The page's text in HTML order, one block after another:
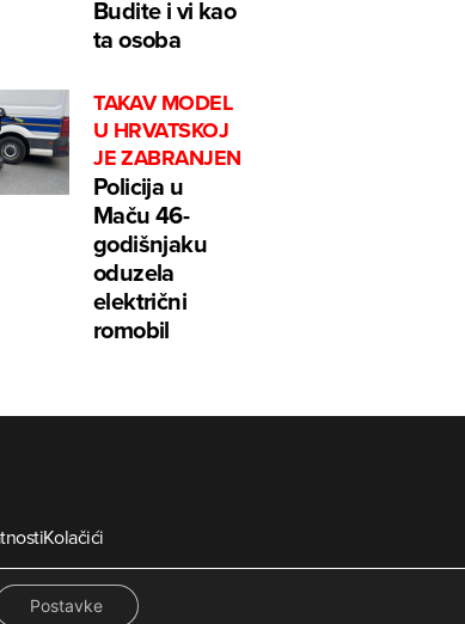
Budite i vi kao
ta osoba
TAKAV MODEL
U HRVATSKOJ
JE ZABRANJEN
Policija u
Maču 46-
godišnjaku
oduzela
električni
romobil
Kolačići
Postavke